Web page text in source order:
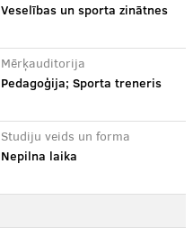
Veselības un sporta zinātnes
Mērķauditorija
Pedagoģija; Sporta treneris
Studiju veids un forma
Nepilna laika